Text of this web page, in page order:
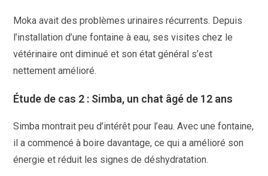
Moka avait des problèmes urinaires récurrents. Depuis
l’installation d’une fontaine à eau, ses visites chez le
vétérinaire ont diminué et son état général s’est
nettement amélioré.
Étude de cas 2 : Simba, un chat âgé de 12 ans
Simba montrait peu d’intérêt pour l’eau. Avec une fontaine,
il a commencé à boire davantage, ce qui a amélioré son
énergie et réduit les signes de déshydratation.